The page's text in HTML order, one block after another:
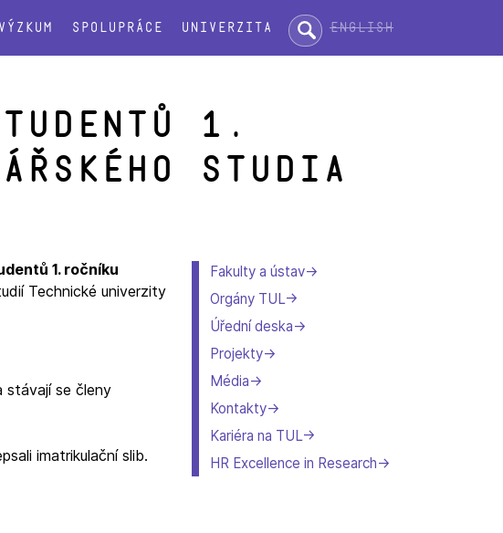
Spolupráce Univerzita Hledat:English
Fakulty a ústav
Orgány TUL
Úřední deska
Projekty
Média
Kontakty
Kariéra na TUL
HR Excellence in Research
1.
studia
1. ročníku
Technické univerzity
stávají se členy
imatrikulační slib.